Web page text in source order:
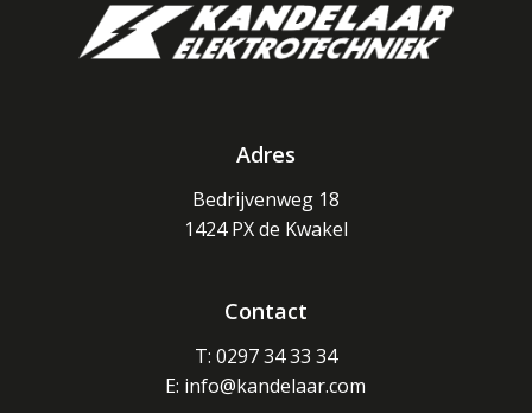
Adres
Bedrijvenweg 18
1424 PX de Kwakel
Contact
T: 0297 34 33 34
E: info@kandelaar.com